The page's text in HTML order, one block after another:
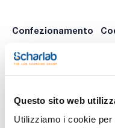
Questo sito web
Utilizziamo i cookie
Confezionamento
x 1 kg :: Plastic
bottle